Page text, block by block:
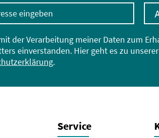
eingeben
der Verarbeitung meiner Daten zum
einverstanden. Hier geht es zu unserer
.
Service